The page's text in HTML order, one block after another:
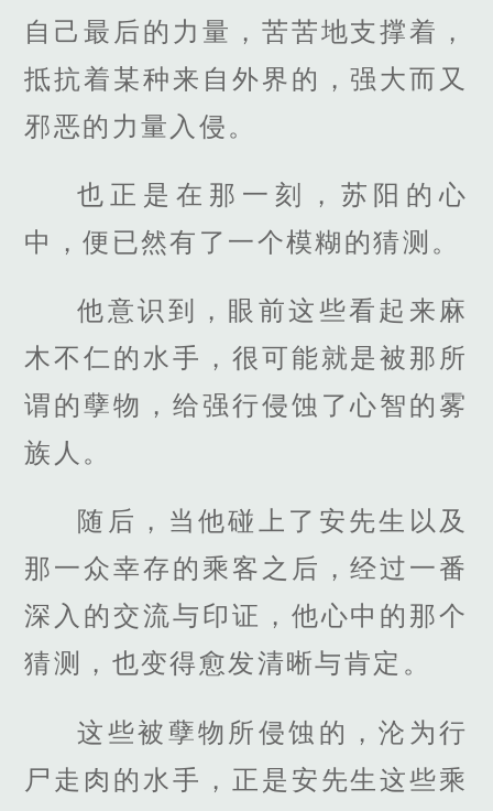
自己最后的力量，苦苦地支撑着，
抵抗着某种来自外界的，强大而又
邪恶的力量入侵。
也正是在那一刻，苏阳的心
中，便已然有了一个模糊的猜测。
他意识到，眼前这些看起来麻
木不仁的水手，很可能就是被那所
谓的孽物，给强行侵蚀了心智的雾
族人。
随后，当他碰上了安先生以及
那一众幸存的乘客之后，经过一番
深入的交流与印证，他心中的那个
猜测，也变得愈发清晰与肯定。
这些被孽物所侵蚀的，沦为行
尸走肉的水手，正是安先生这些乘